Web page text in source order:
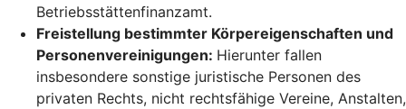
Betriebsstättenfinanzamt.
Freistellung bestimmter Körpereigenschaften und
Personenvereinigungen: Hierunter fallen
insbesondere sonstige juristische Personen des
privaten Rechts, nicht rechtsfähige Vereine, Anstalten,